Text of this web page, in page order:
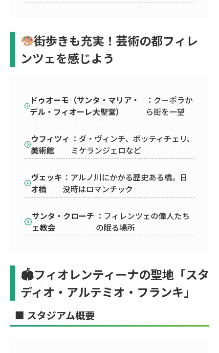
街歩きも充実！芸術の都フィレ
ンツェを感じよう
ドゥオーモ（サンタ・マリア・
デル・フィオーレ大聖堂）
：クーポラか
ら街を一望
ウフィツィ
美術館
：ダ・ヴィンチ、ボッティチェリ、
ミケランジェロなど
ヴェッキ
オ橋
：アルノ川にかかる歴史ある橋。日
没時はロマンチック
サンタ・クローチ
ェ教会
：フィレンツェの偉人たち
の眠る場所
🏟フィオレンティーナの聖地「スタ
ディオ・アルテミオ・フランキ」
■ スタジアム概要